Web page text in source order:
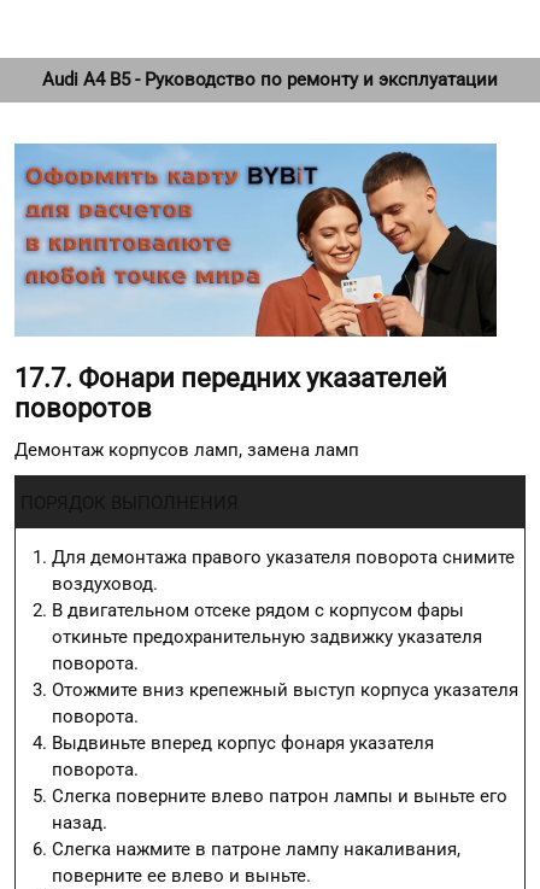
Audi A4 B5 - Руководство по ремонту и эксплуатации
17.7. Фонари передних указателей
поворотов
Демонтаж корпусов ламп, замена ламп
Для демонтажа правого указателя поворота снимите
воздуховод.
В двигательном отсеке рядом с корпусом фары
откиньте предохранительную задвижку указателя
поворота.
Отожмите вниз крепежный выступ корпуса указателя
поворота.
Выдвиньте вперед корпус фонаря указателя
поворота.
Слегка поверните влево патрон лампы и выньте его
назад.
Слегка нажмите в патроне лампу накаливания,
поверните ее влево и выньте.